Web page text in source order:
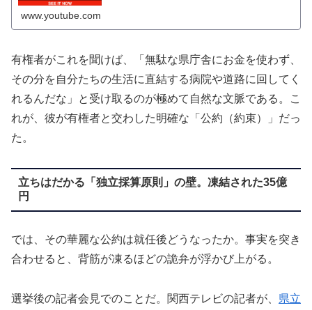
www.youtube.com
有権者がこれを聞けば、「無駄な県庁舎にお金を使わず、
その分を自分たちの生活に直結する病院や道路に回してく
れるんだな」と受け取るのが極めて自然な文脈である。こ
れが、彼が有権者と交わした明確な「公約（約束）」だっ
た。
立ちはだかる「独立採算原則」の壁。凍結された35億
円
では、その華麗な公約は就任後どうなったか。事実を突き
合わせると、背筋が凍るほどの詭弁が浮かび上がる。
選挙後の記者会見でのことだ。関西テレビの記者が、 県立